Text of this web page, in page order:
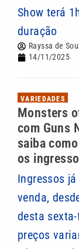
Show terá
duração
Rayssa de
14/11/2025
VARIEDADES
Monsters
com Guns
saiba
os
Ingressos
venda,
desta
preços